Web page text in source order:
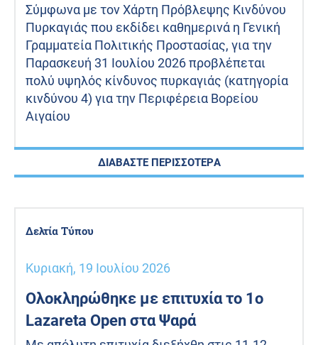
Σύμφωνα με τον Χάρτη Πρόβλεψης Κινδύνου
Πυρκαγιάς που εκδίδει καθημερινά η Γενική
Γραμματεία Πολιτικής Προστασίας, για την
Παρασκευή 31 Ιουλίου 2026 προβλέπεται
πολύ υψηλός κίνδυνος πυρκαγιάς (κατηγορία
κινδύνου 4) για την Περιφέρεια Βορείου
Αιγαίου
ΔΙΑΒΑΣΤΕ ΠΕΡΙΣΣΟΤΕΡΑ
Δελτία Τύπου
Κυριακή, 19 Ιουλίου 2026
Ολοκληρώθηκε με επιτυχία το 1ο
Lazareta Open στα Ψαρά